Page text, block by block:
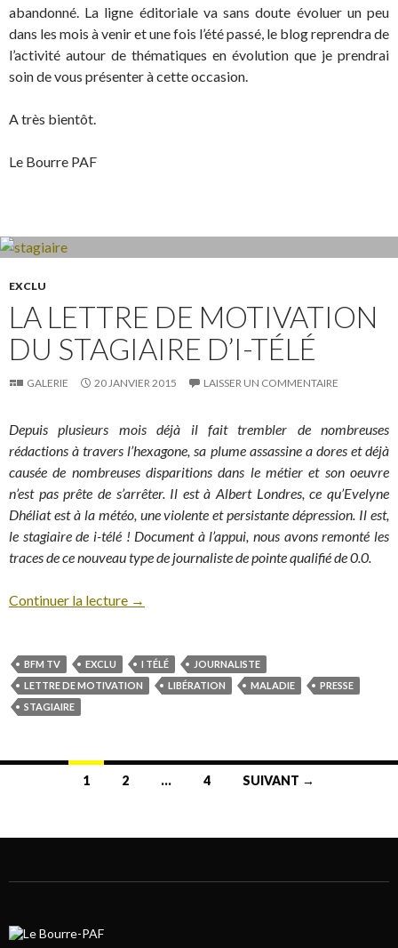
abandonné. La ligne éditoriale va sans doute évoluer un peu
dans les mois à venir et une fois l’été passé, le blog reprendra de
l’activité autour de thématiques en évolution que je prendrai
soin de vous présenter à cette occasion.
A très bientôt.
Le Bourre PAF
EXCLU
LA LETTRE DE MOTIVATION
DU STAGIAIRE D’I-TÉLÉ
GALERIE 20 JANVIER 2015 LAISSER UN COMMENTAIRE
Depuis plusieurs mois déjà il fait trembler de nombreuses
rédactions à travers l’hexagone, sa plume assassine a dores et déjà
causée de nombreuses disparitions dans le métier et son oeuvre
n’est pas prête de s’arrêter. Il est à Albert Londres, ce qu’Evelyne
Dhéliat est à la météo, une violente et persistante dépression. Il est,
le stagiaire de i-télé ! Document à l’appui, nous avons remonté les
traces de ce nouveau type de journaliste de pointe qualifié de 0.0.
Continuer la lecture →
BFM TV EXCLU I TÉLÉ
JOURNALISTE
LETTRE DE MOTIVATION
LIBÉRATION MALADIE
PRESSE
STAGIAIRE
1 2 … 4 SUIVANT →